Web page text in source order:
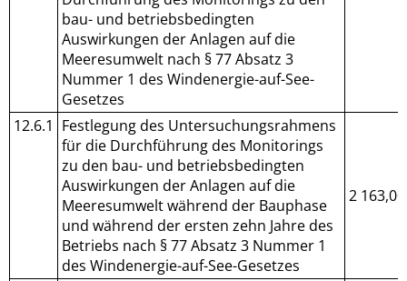
bau- und betriebsbedingten
Auswirkungen der Anlagen auf die
Meeresumwelt nach § 77 Absatz 3
Nummer 1 des Windenergie-auf-See-
Gesetzes
12.6.1 Festlegung des Untersuchungsrahmens
für die Durchführung des Monitorings
zu den bau- und betriebsbedingten
Auswirkungen der Anlagen auf die
Meeresumwelt während der Bauphase
und während der ersten zehn Jahre des
Betriebs nach § 77 Absatz 3 Nummer 1
des Windenergie-auf-See-Gesetzes
2 163,00